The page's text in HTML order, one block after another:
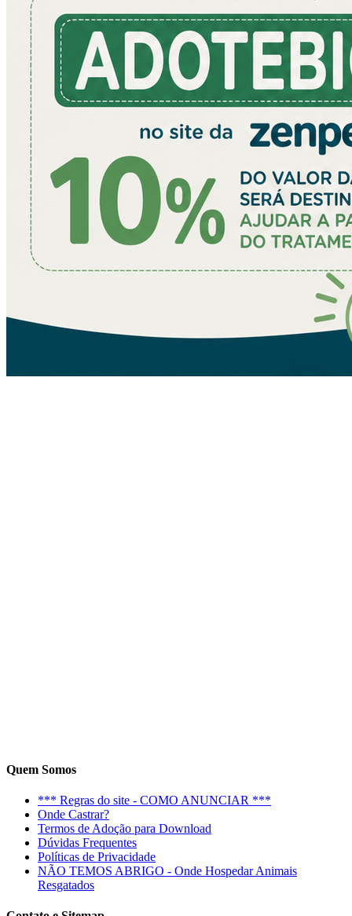
Quem Somos
*** Regras do site - COMO ANUNCIAR ***
Onde Castrar?
Termos de Adoção para Download
Dúvidas Frequentes
Políticas de Privacidade
NÃO TEMOS ABRIGO - Onde Hospedar Animais
Resgatados